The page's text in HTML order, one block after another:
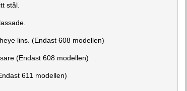
stål.
lins. (Endast 608 modellen)
(Endast 608 modellen)
611 modellen)